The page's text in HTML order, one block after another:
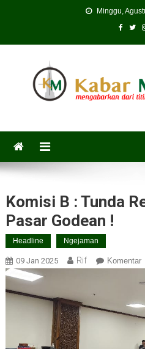
Minggu,
Komisi B : Tunda
Pasar Godean !
Headline Ngejaman
09 Jan 2025 Rif Komentar